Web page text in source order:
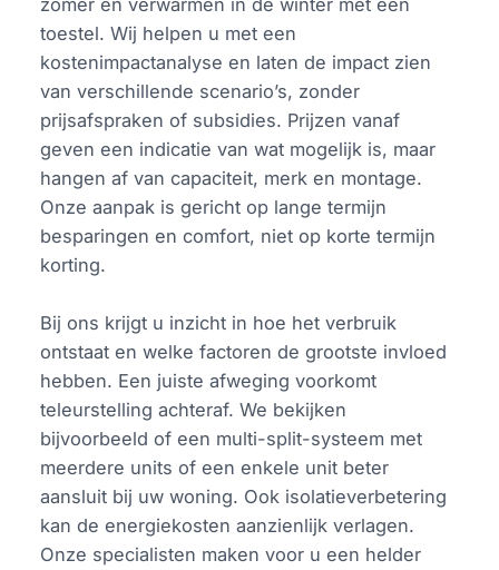
toestel. Wij helpen u met een
kostenimpactanalyse en laten de impact zien
van verschillende scenario’s, zonder
prijsafspraken of subsidies. Prijzen vanaf
geven een indicatie van wat mogelijk is, maar
hangen af van capaciteit, merk en montage.
Onze aanpak is gericht op lange termijn
besparingen en comfort, niet op korte termijn
korting.
Bij ons krijgt u inzicht in hoe het verbruik
ontstaat en welke factoren de grootste invloed
hebben. Een juiste afweging voorkomt
teleurstelling achteraf. We bekijken
bijvoorbeeld of een multi-split-systeem met
meerdere units of een enkele unit beter
aansluit bij uw woning. Ook isolatieverbetering
kan de energiekosten aanzienlijk verlagen.
Onze specialisten maken voor u een helder